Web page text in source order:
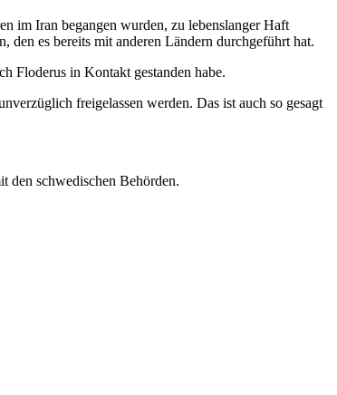
im Iran begangen wurden, zu lebenslanger Haft
den es bereits mit anderen Ländern durchgeführt hat.
Floderus in Kontakt gestanden habe.
freigelassen werden. Das ist auch so gesagt
den schwedischen Behörden.